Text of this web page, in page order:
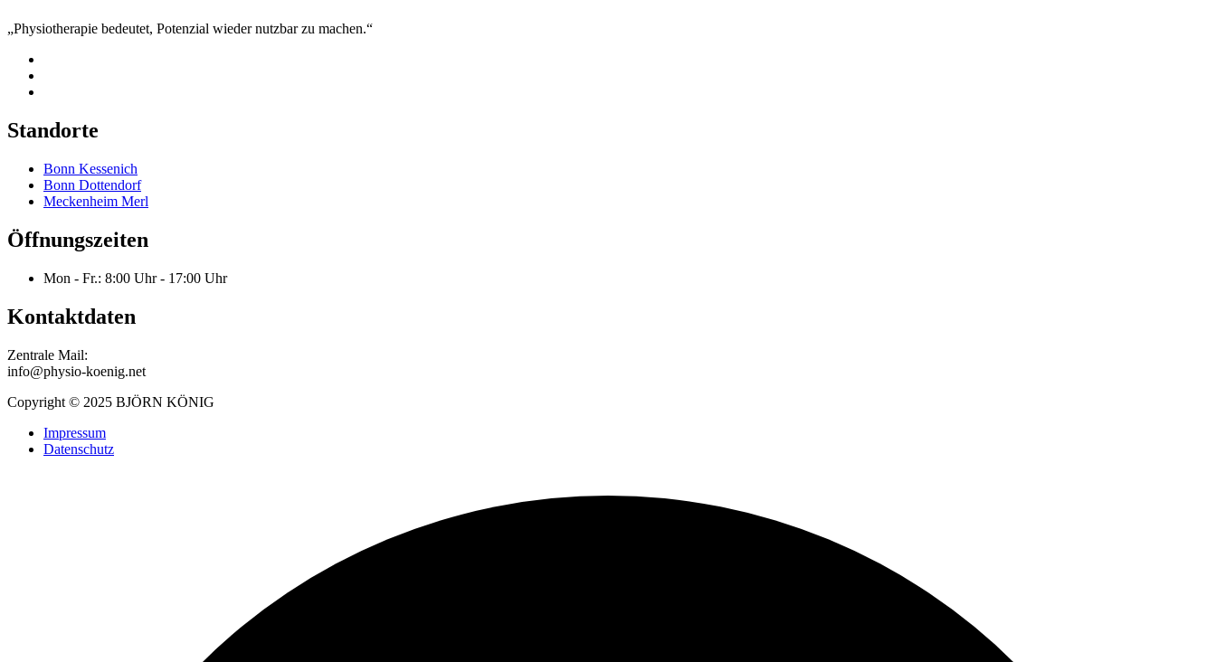
„Physiotherapie bedeutet, Potenzial wieder nutzbar zu machen.“
Standorte
Bonn Kessenich
Bonn Dottendorf
Meckenheim Merl
Öffnungszeiten
Mon - Fr.: 8:00 Uhr - 17:00 Uhr
Kontaktdaten
Zentrale Mail:
info@physio-koenig.net
Copyright © 2025 BJÖRN KÖNIG
Impressum
Datenschutz